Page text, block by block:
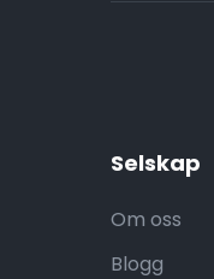
Selskap
Om oss
Blogg